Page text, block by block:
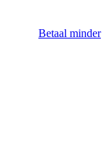
Betaal minder